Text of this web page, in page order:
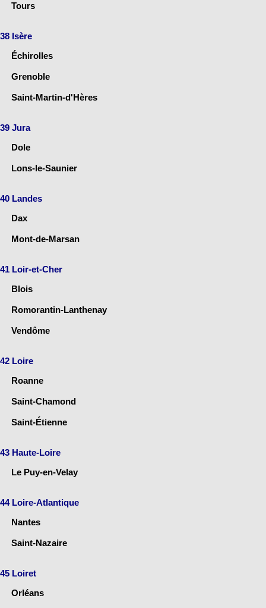
Tours
38 Isère
Échirolles
Grenoble
Saint-Martin-d'Hères
39 Jura
Dole
Lons-le-Saunier
40 Landes
Dax
Mont-de-Marsan
41 Loir-et-Cher
Blois
Romorantin-Lanthenay
Vendôme
42 Loire
Roanne
Saint-Chamond
Saint-Étienne
43 Haute-Loire
Le Puy-en-Velay
44 Loire-Atlantique
Nantes
Saint-Nazaire
45 Loiret
Orléans